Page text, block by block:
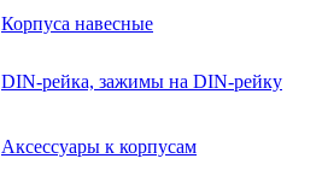
Корпуса навесные
DIN-рейка, зажимы на DIN-рейку
Аксессуары к корпусам